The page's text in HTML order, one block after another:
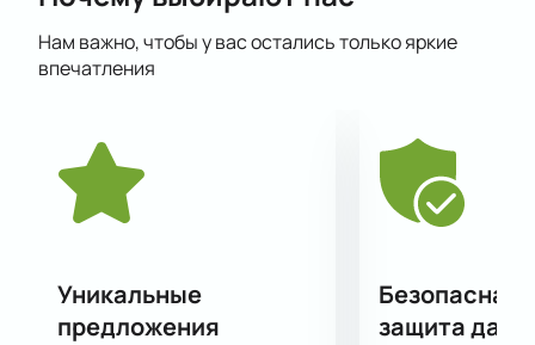
становились лауреатами музыкальных премий и
принимали участие в фестивалях и конкурсах
Не пропустите этот потрясающий вечер
классической музыки в исполнении настоящих
виртуозов!
Нам важно, чтобы у вас остались только яркие
впечатления
Уникальные
предложения
Безопасная
защита